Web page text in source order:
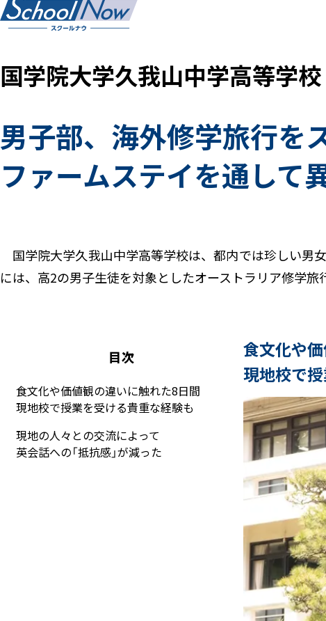
国学院大学久我山中学高等学校
男子部、海外修学旅行を
ファームステイを通して
国学院大学久我山中学高等学校は、都内では珍しい男
には、高2の男子生徒を対象としたオーストラリア修学
目次
食文化や価値観の違いに触れた8日間
現地校で授業を受ける貴重な経験も
現地の人々との交流によって
英会話への「抵抗感」が減った
食文化や
現地校で